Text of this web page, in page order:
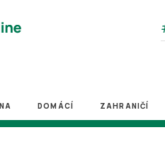
DOMÁCÍ ZAHRANIČÍ